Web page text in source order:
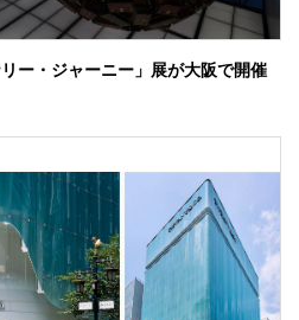
ー・ジャーニー」展が大阪で開催